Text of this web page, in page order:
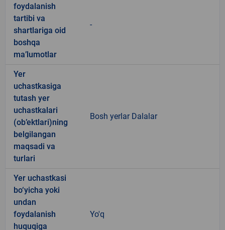
foydalanish
tartibi va
shartlariga oid
boshqa
ma’lumotlar
-
Yer
uchastkasiga
tutash yer
uchastkalari
(ob’ektlari)ning
belgilangan
maqsadi va
turlari
Bosh yerlar Dalalar
Yer uchastkasi
bo‘yicha yoki
undan
foydalanish
huquqiga
Yo'q